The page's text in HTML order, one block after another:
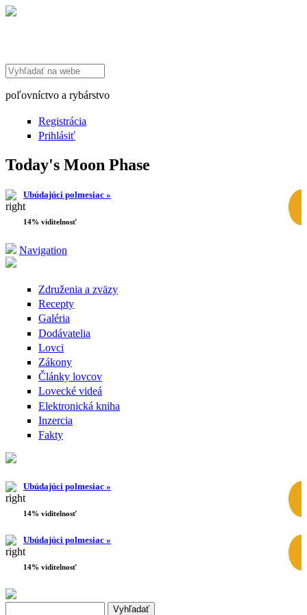
Search this site
poľovníctvo a rybárstvo
Registrácia
Prihlásiť
Today's Moon Phase
Ubúdajúci polmesiac »
14% viditelnosť
Navigation
Združenia a zväzy
Recepty
Galéria
Dodávatelia
Lovci
Zákony
Články lovcov
Lovecké videá
Elektronická kniha
Inzercia
Fakty
Ubúdajúci polmesiac »
14% viditelnosť
Ubúdajúci polmesiac »
14% viditelnosť